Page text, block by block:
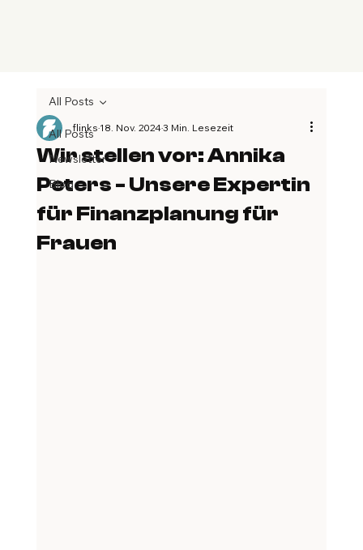
All Posts
Newsletter
Blog
All Posts
Wir stellen vor: Annika
Peters - Unsere Expertin
für Finanzplanung für
Frauen
flinks18. Nov. 20243 Min. Lesezeit